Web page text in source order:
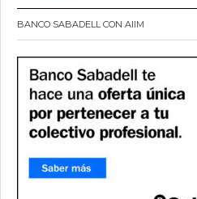
BANCO SABADELL CON AIIM